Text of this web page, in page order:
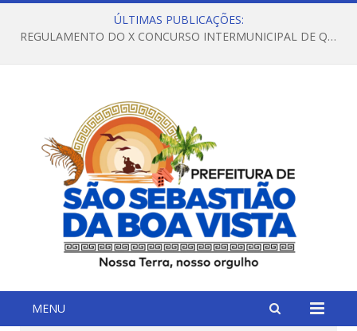
ÚLTIMAS PUBLICAÇÕES:
REGULAMENTO DO X CONCURSO INTERMUNICIPAL DE QUADRILHAS JUNINAS – 2026 – ARRAIÁ DA VENEZA
MENU